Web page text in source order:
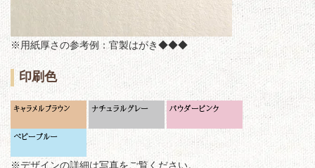
※用紙厚さの参考例：官製はがき◆◆◆
印刷色
※デザインの詳細は写真をご覧ください。